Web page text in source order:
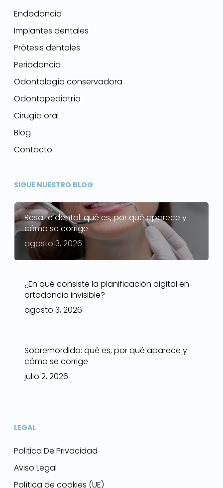
Endodoncia
Implantes dentales
Prótesis dentales
Periodoncia
Odontología conservadora
Odontopediatría
Cirugía oral
Blog
Contacto
SIGUE NUESTRO BLOG
Resalte dental: qué es, por qué aparece y
cómo se corrige
agosto 3, 2026
¿En qué consiste la planificación digital en
ortodoncia invisible?
agosto 3, 2026
Sobremordida: qué es, por qué aparece y
cómo se corrige
julio 2, 2026
LEGAL
Politica De Privacidad
Aviso Legal
Política de cookies (UE)